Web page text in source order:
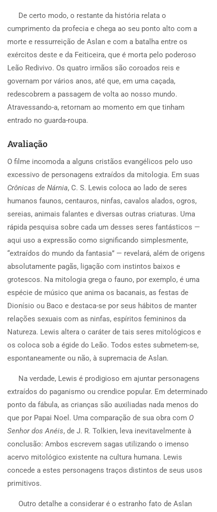
De certo modo, o restante da história relata o
cumprimento da profecia e chega ao seu ponto alto com a
morte e ressurreição de Aslan e com a batalha entre os
exércitos deste e da Feiticeira, que é morta pelo poderoso
Leão Redivivo. Os quatro irmãos são coroados reis e
governam por vários anos, até que, em uma caçada,
redescobrem a passagem de volta ao nosso mundo.
Atravessando-a, retornam ao momento em que tinham
entrado no guarda-roupa.
Avaliação
O filme incomoda a alguns cristãos evangélicos pelo uso
excessivo de personagens extraídos da mitologia. Em suas
Crônicas de Nárnia, C. S. Lewis coloca ao lado de seres
humanos faunos, centauros, ninfas, cavalos alados, ogros,
sereias, animais falantes e diversas outras criaturas. Uma
rápida pesquisa sobre cada um desses seres fantásticos —
aqui uso a expressão como significando simplesmente,
“extraídos do mundo da fantasia” — revelará, além de origens
absolutamente pagãs, ligação com instintos baixos e
grotescos. Na mitologia grega o fauno, por exemplo, é uma
espécie de músico que anima os bacanais, as festas de
Dionísio ou Baco e destaca-se por seus hábitos de manter
relações sexuais com as ninfas, espíritos femininos da
Natureza. Lewis altera o caráter de tais seres mitológicos e
os coloca sob a égide do Leão. Todos estes submetem-se,
espontaneamente ou não, à supremacia de Aslan.
Na verdade, Lewis é prodigioso em ajuntar personagens
extraídos do paganismo ou crendice popular. Em determinado
ponto da fábula, as crianças são auxiliadas nada menos do
que por Papai Noel. Uma comparação de sua obra com O
Senhor dos Anéis, de J. R. Tolkien, leva inevitavelmente à
conclusão: Ambos escrevem sagas utilizando o imenso
acervo mitológico existente na cultura humana. Lewis
concede a estes personagens traços distintos de seus usos
primitivos.
Outro detalhe a considerar é o estranho fato de Aslan